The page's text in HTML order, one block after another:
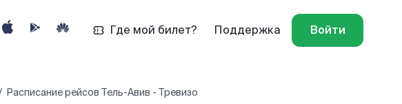
Где мой билет? Поддержка Войти
Расписание рейсов Тель-Авив - Тревизо